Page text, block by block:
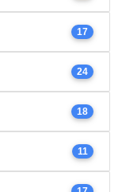
17
24
18
11